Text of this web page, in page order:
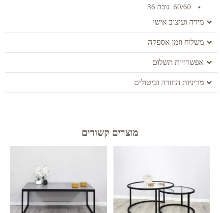
מידה ועיצוב אישי
משלוח וזמן אספקה
אפשרויות תשלום
מדיניות החזרה וביטולים
מוצרים קשורים